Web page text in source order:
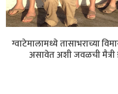
ग्वाटेमालामध्ये तासाभराच्या
असावेत अशी जवळची